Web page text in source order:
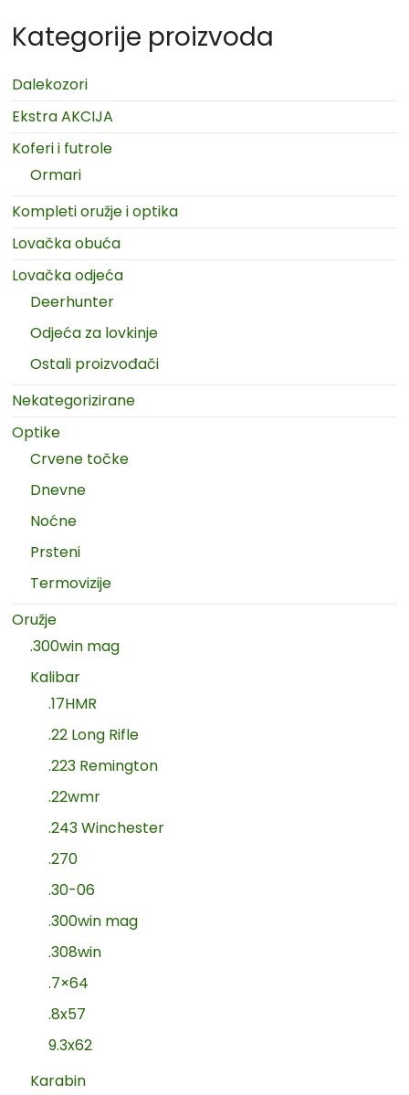
Kategorije proizvoda
Dalekozori
Ekstra AKCIJA
Koferi i futrole
Ormari
Kompleti oružje i optika
Lovačka obuća
Lovačka odjeća
Deerhunter
Odjeća za lovkinje
Ostali proizvođači
Nekategorizirane
Optike
Crvene točke
Dnevne
Noćne
Prsteni
Termovizije
Oružje
.300win mag
Kalibar
.17HMR
.22 Long Rifle
.223 Remington
.22wmr
.243 Winchester
.270
.30-06
.300win mag
.308win
.7×64
.8x57
9.3x62
Karabin